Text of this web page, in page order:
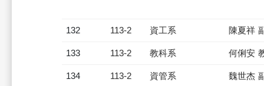
132 113-2 資工系 陳夏祥
133 113-2 教科系 何俐安
134 113-2 資管系 魏世杰